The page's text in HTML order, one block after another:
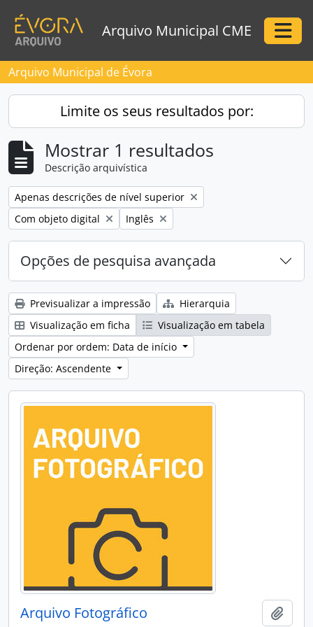
Arquivo Municipal CME
Arquivo Municipal de Évora
Limite os seus resultados por:
Mostrar 1 resultados
Descrição arquivística
Remove filter:
Apenas descrições de nível superior
Remove filter:
Com objeto digital Remove filter:
Inglês
Opções de pesquisa avançada
Previsualizar a impressão
Hierarquia
Visualização em ficha
Visualização em tabela
Ordenar por ordem: Data de início
Direção: Ascendente
Arquivo Fotográfico